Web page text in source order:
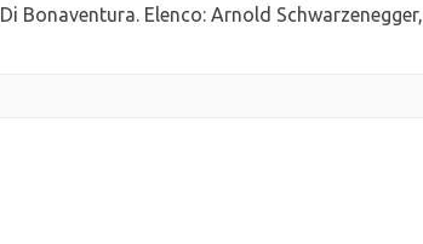
Bonaventura. Elenco: Arnold Schwarzenegger,